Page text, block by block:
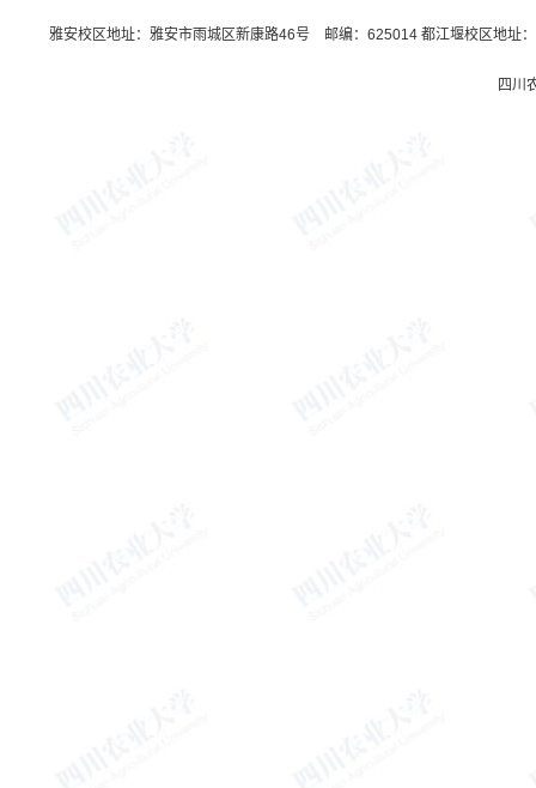
雅安校区地址：雅安市雨城区新康路46号 邮编：625014 都江堰校区地址
四川